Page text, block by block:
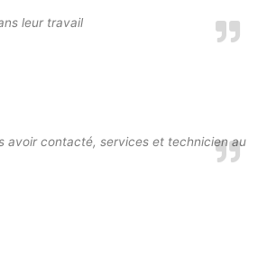
leur travail
avoir contacté, services et technicien au